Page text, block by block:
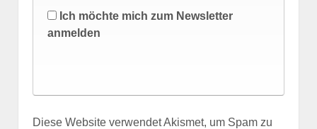
Ich möchte mich zum Newsletter
anmelden
Diese Website verwendet Akismet, um Spam zu